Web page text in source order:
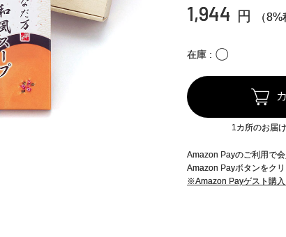
1,944 円 （8%
在庫 〇
1カ所のお届
Amazon Payのご利用で
Amazon Payボタンをクリ
※Amazon Payゲスト購入